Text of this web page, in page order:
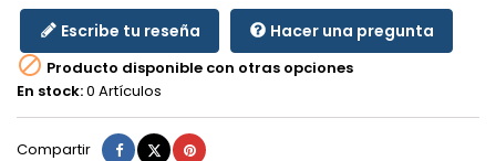
Escribe tu reseña Hacer una pregunta
 Producto disponible con otras opciones
En stock:0 Artículos
Compartir Compartir
TuitearPinterest